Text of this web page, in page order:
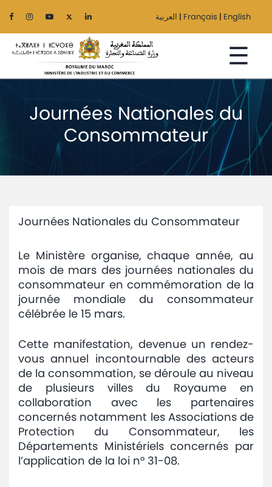
العربية | Français | English
☰
Accueil
Ministère
Régionalisation
Services
Avis
et
annonces
Médiaroom
Contact
Journées Nationales du
Consommateur
Journées Nationales du Consommateur
Le Ministère organise, chaque année, au
mois de mars des journées nationales du
consommateur en commémoration de la
journée mondiale du consommateur
célébrée le 15 mars.
Cette manifestation, devenue un rendez-
vous annuel incontournable des acteurs
de la consommation, se déroule au niveau
de plusieurs villes du Royaume en
collaboration avec les partenaires
concernés notamment les Associations de
Protection du Consommateur, les
Départements Ministériels concernés par
l’application de la loi n° 31-08.